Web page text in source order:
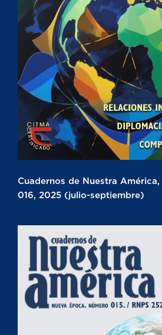
Cuadernos de Nuestra América,
016, 2025 (julio-septiembre)